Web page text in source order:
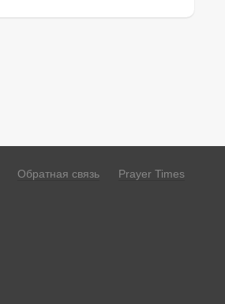
Обратная связь Prayer Times